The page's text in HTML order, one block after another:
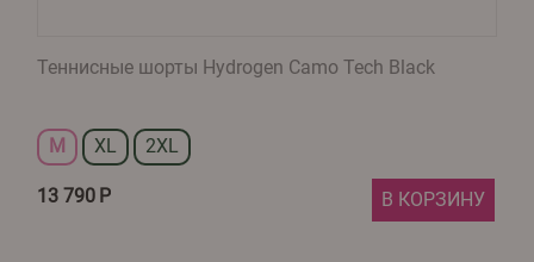
Теннисные шорты Hydrogen Camo Tech Black
M XL 2XL
13 790 Р В КОРЗИНУ